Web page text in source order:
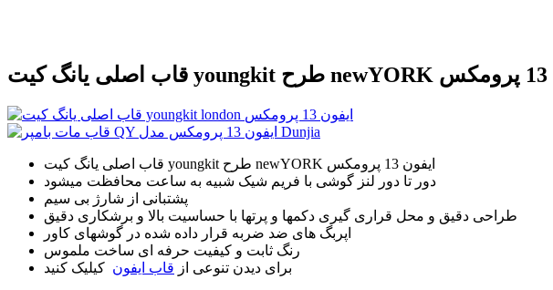
قاب اصلی یانگ کیت youngkit طرح newYORK ایفون 13 پرومکس
دور تا دور لنز گوشی با فریم شیک شبیه به ساعت محافظت میشود
پشتبانی از شارژ بی سیم
طراحی دقیق و محل قراری گیری دکمها و پرتها با حساسیت بالا و برشکاری دقیق
اپربگ های ضد ضربه قرار داده شده در گوشهای کاور
رنگ ثابت و کیفیت حرفه ای ساخت ملموس
برای دیدن تنوعی از قاب ایفون کیلیک کنید